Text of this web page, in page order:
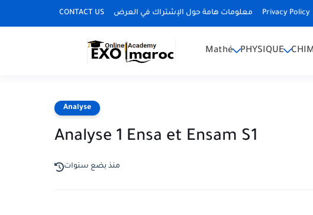
CONTACT US معلومات هامة حول الإشتراك في العرض Privacy Policy
Mathé PHYSIQUE
Analyse
Analyse 1 Ensa et Ensam S1
منذ بضع سنوات